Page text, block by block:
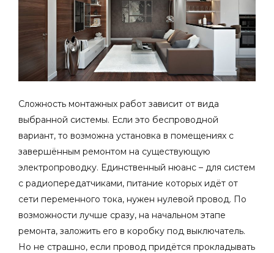
Сложность монтажных работ зависит от вида
выбранной системы. Если это беспроводной
вариант, то возможна установка в помещениях с
завершённым ремонтом на существующую
электропроводку. Единственный нюанс – для систем
с радиопередатчиками, питание которых идёт от
сети переменного тока, нужен нулевой провод. По
возможности лучше сразу, на начальном этапе
ремонта, заложить его в коробку под выключатель.
Но не страшно, если провод придётся прокладывать